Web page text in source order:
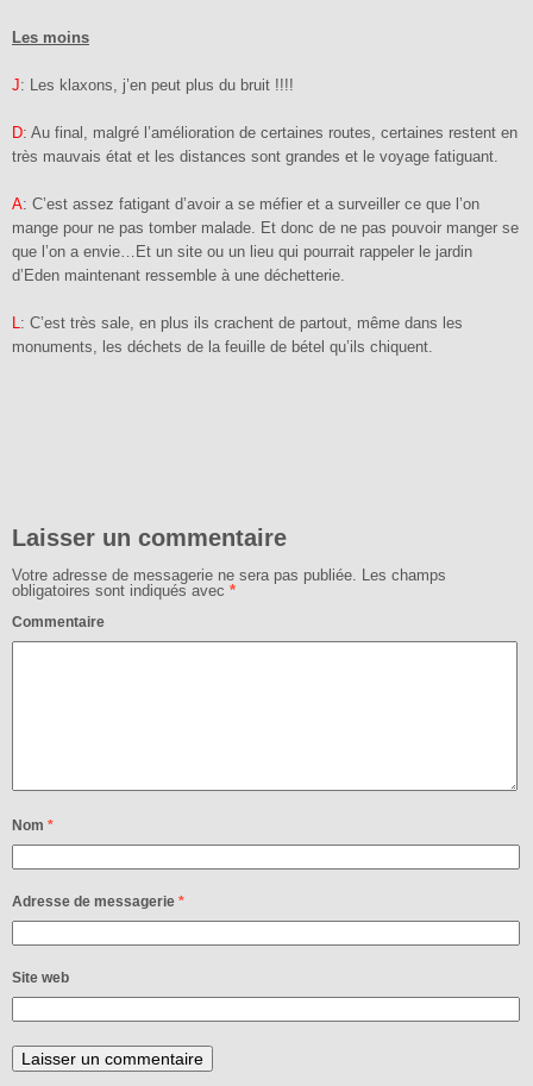
Les moins
J: Les klaxons, j’en peut plus du bruit !!!!
D: Au final, malgré l’amélioration de certaines routes, certaines restent en
très mauvais état et les distances sont grandes et le voyage fatiguant.
A: C’est assez fatigant d’avoir a se méfier et a surveiller ce que l’on
mange pour ne pas tomber malade. Et donc de ne pas pouvoir manger se
que l’on a envie…Et un site ou un lieu qui pourrait rappeler le jardin
d’Eden maintenant ressemble à une déchetterie.
: C’est très sale, en plus ils crachent de partout, même dans les
monuments, les déchets de la feuille de bétel qu’ils chiquent.
Laisser un commentaire
Votre adresse de messagerie ne sera pas publiée.
Les champs
obligatoires sont indiqués avec *
Commentaire
Nom *
Adresse de messagerie *
Site web